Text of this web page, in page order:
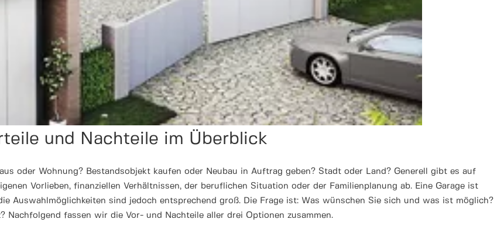
und Nachteile im Überblick
oder Wohnung? Bestandsobjekt kaufen oder Neubau in Auftrag geben? Stadt oder Land? Generell gibt es auf
Vorlieben, finanziellen Verhältnissen, der beruflichen Situation oder der Familienplanung ab. Eine Garage ist
Auswahlmöglichkeiten sind jedoch entsprechend groß. Die Frage ist: Was wünschen Sie sich und was ist möglich?
fassen wir die Vor- und Nachteile aller drei Optionen zusammen.